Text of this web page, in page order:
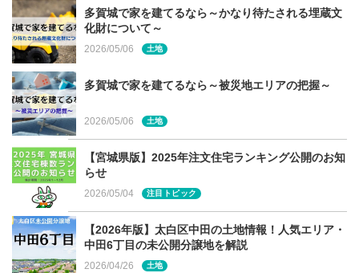
多賀城で家を建てるなら～かなり待たされる埋蔵文
化財について～
2026/05/06 土地
多賀城で家を建てるなら～被災地エリアの把握～
2026/05/06 土地
【宮城県版】2025年注文住宅ランキング公開のお知
らせ
2026/05/04 注目トピック
【2026年版】太白区中田の土地情報！人気エリア・
中田6丁目の未公開分譲地を解説
2026/04/26 土地